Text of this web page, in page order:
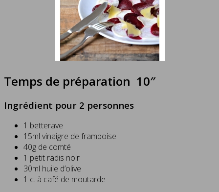
Temps de préparation 10″
Ingrédient pour 2 personnes
1 betterave
15ml vinaigre de framboise
40g de comté
1 petit radis noir
30ml huile d’olive
1 c. à café de moutarde